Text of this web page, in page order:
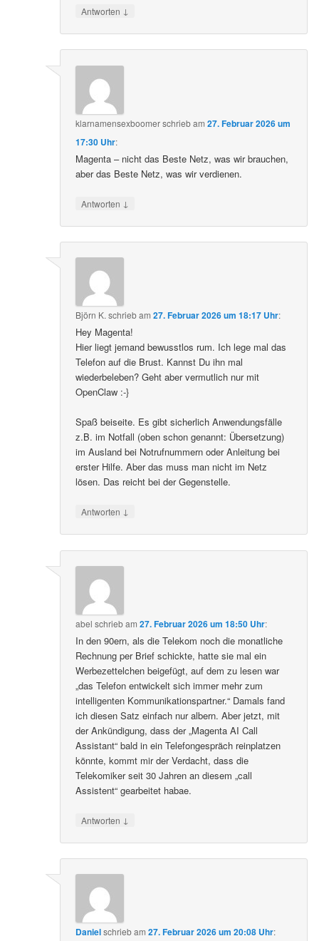
Antworten ↓
klarnamensexboomerschriebam27. Februar 2026 um
17:30 Uhr:
Magenta – nicht das Beste Netz, was wir brauchen,
aber das Beste Netz, was wir verdienen.
Antworten ↓
Björn K. schriebam27. Februar 2026 um 18:17 Uhr:
Hey Magenta!
Hier liegt jemand bewusstlos rum. Ich lege mal das
Telefon auf die Brust. Kannst Du ihn mal
wiederbeleben? Geht aber vermutlich nur mit
OpenClaw :-}
Spaß beiseite. Es gibt sicherlich Anwendungsfälle
z.B. im Notfall (oben schon genannt: Übersetzung)
im Ausland bei Notrufnummern oder Anleitung bei
erster Hilfe. Aber das muss man nicht im Netz
lösen. Das reicht bei der Gegenstelle.
Antworten ↓
abel schriebam27. Februar 2026 um 18:50 Uhr:
In den 90ern, als die Telekom noch die monatliche
Rechnung per Brief schickte, hatte sie mal ein
Werbezettelchen beigefügt, auf dem zu lesen war
„das Telefon entwickelt sich immer mehr zum
intelligenten Kommunikationspartner.“ Damals fand
ich diesen Satz einfach nur albern. Aber jetzt, mit
der Ankündigung, dass der „Magenta AI Call
Assistant“ bald in ein Telefongespräch reinplatzen
könnte, kommt mir der Verdacht, dass die
Telekomiker seit 30 Jahren an diesem „call
Assistent“ gearbeitet habae.
Antworten ↓
Danielschriebam27. Februar 2026 um 20:08 Uhr: